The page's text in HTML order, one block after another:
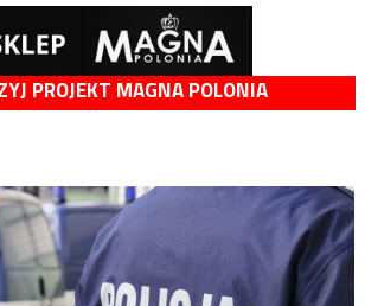
PROJEKT MAGNA POLONIA